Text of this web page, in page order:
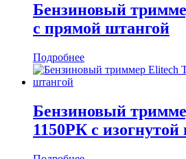
Бензиновый
с прямой штангой
Подробнее
Бензиновый
1150РК с